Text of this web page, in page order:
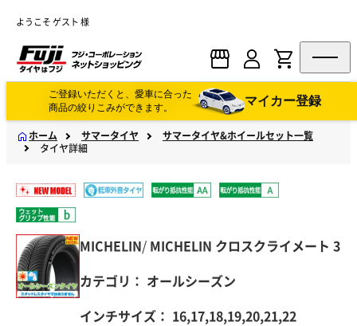
ようこそ ゲスト 様
ご登録いただくと、愛車に合った
商品の絞りこみができます。
マイカー登録
ホーム サマータイヤ
サマータイヤ&ホイールセット一覧
タイヤ詳細
MICHELIN/ MICHELIN クロスクライメート 3
カテゴリ： オールシーズン
インチサイズ： 16,17,18,19,20,21,22